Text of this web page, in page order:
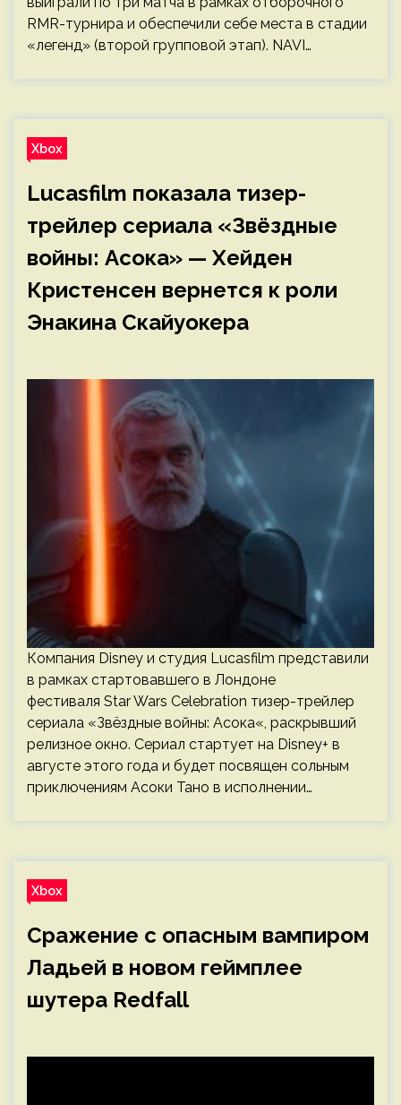
RMR-турнира и обеспечили себе места в стадии
«легенд» (второй групповой этап). NAVI…
Xbox
Lucasfilm показала тизер-
трейлер сериала «Звёздные
войны: Асока» — Хейден
Кристенсен вернется к роли
Энакина Скайуокера
Компания Disney и студия Lucasfilm представили
в рамках стартовавшего в Лондоне
фестиваля Star Wars Celebration тизер-трейлер
сериала «Звёздные войны: Асока«, раскрывший
релизное окно. Сериал стартует на Disney+ в
августе этого года и будет посвящен сольным
приключениям Асоки Тано в исполнении…
Xbox
Сражение с опасным вампиром
Ладьей в новом геймплее
шутера Redfall